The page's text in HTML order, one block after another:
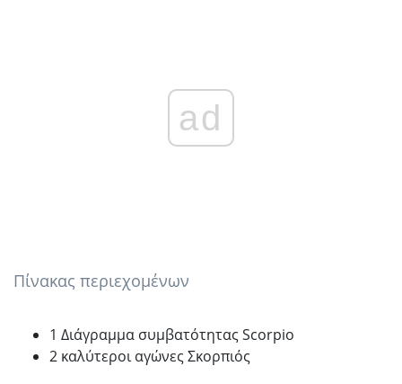
ad
Πίνακας περιεχομένων
1 Διάγραμμα συμβατότητας Scorpio
2 καλύτεροι αγώνες Σκορπιός